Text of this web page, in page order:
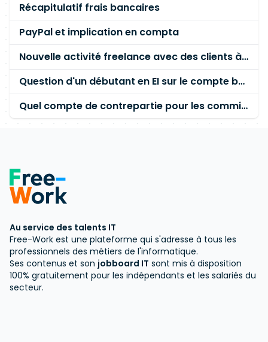
Récapitulatif frais bancaires
PayPal et implication en compta
Nouvelle activité freelance avec des clients à l'étranger
Question d'un débutant en EI sur le compte bancaire dédié
Quel compte de contrepartie pour les commissions PayPal ?
Au service des talents IT
Free-Work est une plateforme qui s'adresse à tous les
professionnels des métiers de l'informatique.
Ses contenus et son jobboard IT sont mis à disposition
100% gratuitement pour les indépendants et les salariés du
secteur.